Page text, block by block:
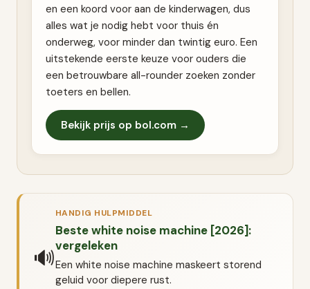
en een koord voor aan de kinderwagen, dus
alles wat je nodig hebt voor thuis én
onderweg, voor minder dan twintig euro. Een
uitstekende eerste keuze voor ouders die
een betrouwbare all-rounder zoeken zonder
toeters en bellen.
Bekijk prijs op bol.com →
🔊
HANDIG HULPMIDDEL
Beste white noise machine [2026]:
vergeleken
Een white noise machine maskeert storend
geluid voor diepere rust.